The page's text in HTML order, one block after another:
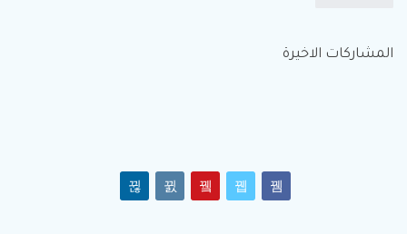
المشاركات الاخيرة